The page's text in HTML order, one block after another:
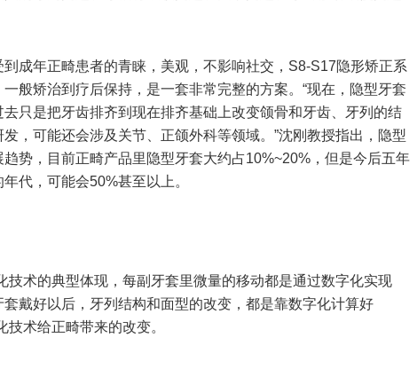
到成年正畸患者的青睐，美观，不影响社交，S8-S17隐形矫正系
般矫治到疗后保持，是一套非常完整的方案。“现在，隐型牙套
只是把牙齿排齐到现在排齐基础上改变颌骨和牙齿、牙列的结
，可能还会涉及关节、正颌外科等领域。”沈刚教授指出，隐型
势，目前正畸产品里隐型牙套大约占10%~20%，但是今后五年
代，可能会50%甚至以上。
技术的典型体现，每副牙套里微量的移动都是通过数字化实现
戴好以后，牙列结构和面型的改变，都是靠数字化计算好
技术给正畸带来的改变。